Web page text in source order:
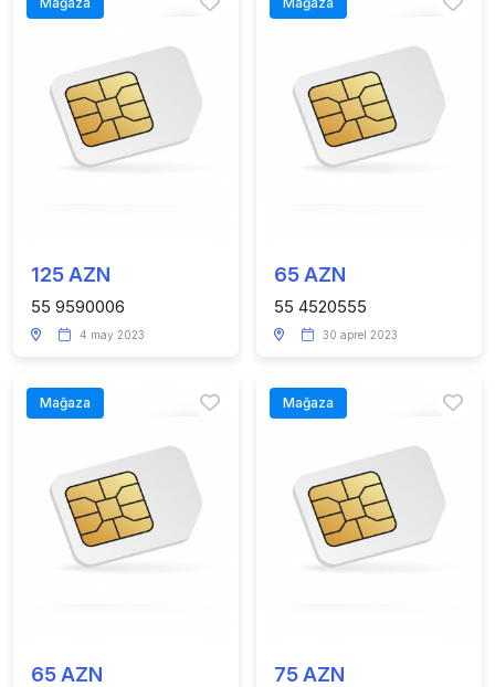
125 AZN
55 9590006
4 may 2023
65 AZN
55 4520555
30 aprel 2023
Mağaza
65 AZN
Mağaza
75 AZN